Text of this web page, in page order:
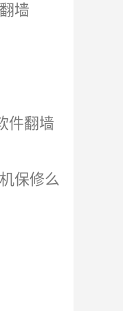
墙
件翻墙
保修么